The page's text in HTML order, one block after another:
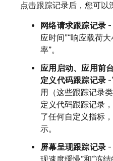
点击跟踪记录后，您可以
网络请求跟踪记录 -
应时间”“响应载荷大
率”。
应用启动、应用前
定义代码跟踪记录 -
用（这些跟踪记录
定义代码跟踪记录
了任何自定义指标
示。
屏幕呈现跟踪记录 -